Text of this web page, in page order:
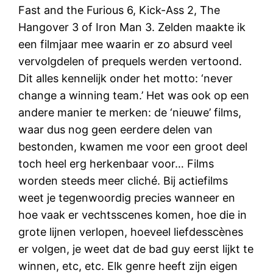
Fast and the Furious 6, Kick-Ass 2, The
Hangover 3 of Iron Man 3. Zelden maakte ik
een filmjaar mee waarin er zo absurd veel
vervolgdelen of prequels werden vertoond.
Dit alles kennelijk onder het motto: ‘never
change a winning team.’ Het was ook op een
andere manier te merken: de ‘nieuwe’ films,
waar dus nog geen eerdere delen van
bestonden, kwamen me voor een groot deel
toch heel erg herkenbaar voor… Films
worden steeds meer cliché. Bij actiefilms
weet je tegenwoordig precies wanneer en
hoe vaak er vechtsscenes komen, hoe die in
grote lijnen verlopen, hoeveel liefdesscènes
er volgen, je weet dat de bad guy eerst lijkt te
winnen, etc, etc. Elk genre heeft zijn eigen